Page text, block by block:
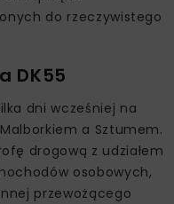
do rzeczywistego
DK55
dni wcześniej na
a Sztumem.
drogową z udziałem
osobowych,
przewożącego